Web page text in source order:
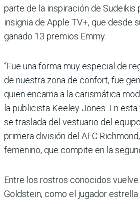
parte de la inspiración de Sudeikis
insignia de Apple TV+, que desde
ganado 13 premios Emmy.
“Fue una forma muy especial de
de nuestra zona de confort, fue
quien encarna a la carismática
la publicista Keeley Jones. En
se traslada del vestuario del
primera división del AFC
femenino, que compite en la
Entre los rostros conocidos
Goldstein, como el jugador